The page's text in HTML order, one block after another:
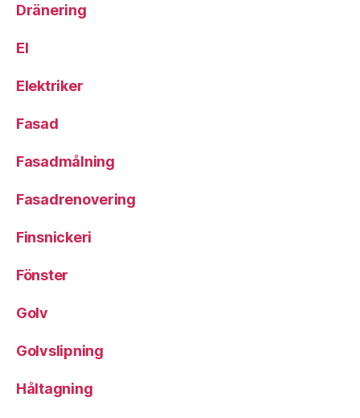
Dränering
El
Elektriker
Fasad
Fasadmålning
Fasadrenovering
Finsnickeri
Fönster
Golv
Golvslipning
Håltagning